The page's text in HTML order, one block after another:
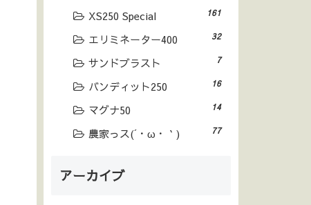
XS250 Special 161
エリミネーター400 32
サンドブラスト 7
バンディット250 16
マグナ50 14
農家っス(´・ω・｀) 77
アーカイブ